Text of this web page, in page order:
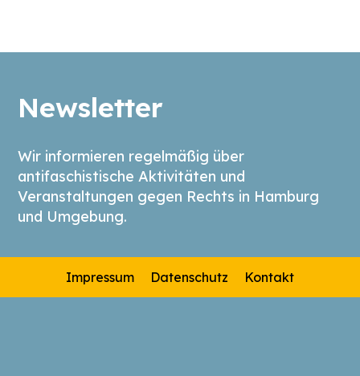
Newsletter
Wir informieren regelmäßig über
antifaschistische Aktivitäten und
Veranstaltungen gegen Rechts in Hamburg
und Umgebung.
Impressum Datenschutz Kontakt